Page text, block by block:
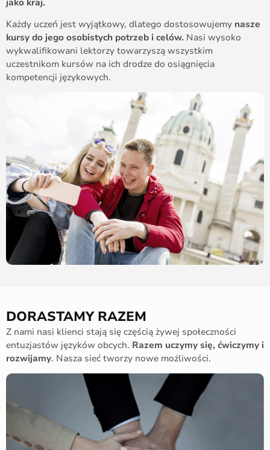
Każdy uczeń jest wyjątkowy, dlatego dostosowujemy nasze
kursy do jego osobistych potrzeb i celów. Nasi wysoko
wykwalifikowani lektorzy towarzyszą wszystkim
uczestnikom kursów na ich drodze do osiągnięcia
kompetencji językowych.
DORASTAMY RAZEM
Z nami nasi klienci stają się częścią żywej społeczności
entuzjastów języków obcych. Razem uczymy się, ćwiczymy i
rozwijamy. Nasza sieć tworzy nowe możliwości.